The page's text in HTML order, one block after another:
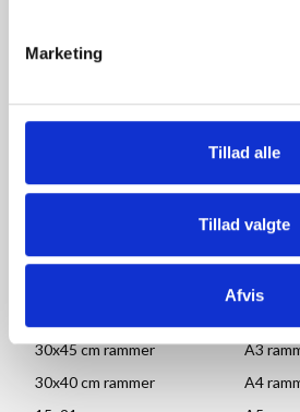
Marketing
Tillad alle
Tillad valgte
Afvis
Fredag: 09.00-15.30
30x45 cm rammer
A3
30x40 cm rammer
A4